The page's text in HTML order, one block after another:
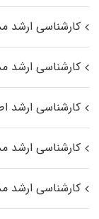
کارشناسی ارشد
کارشناسی ارشد
کارشناسی ارشد
کارشناسی ارشد
کارشناسی ارشد